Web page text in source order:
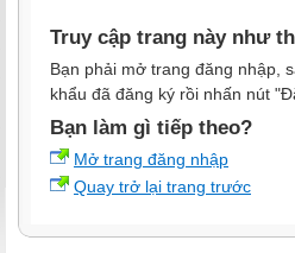
Truy cập trang này như
Bạn phải mở trang đăng nhập,
khẩu đã đăng ký rồi nhấn nút
Bạn làm gì tiếp theo?
Mở trang đăng nhập
Quay trở lại trang trước